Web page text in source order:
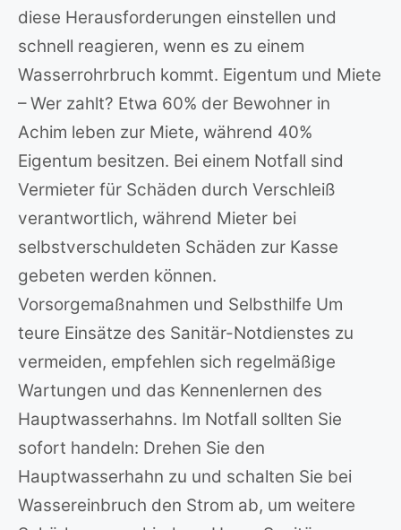
diese Herausforderungen einstellen und
schnell reagieren, wenn es zu einem
Wasserrohrbruch kommt. Eigentum und Miete
– Wer zahlt? Etwa 60% der Bewohner in
Achim leben zur Miete, während 40%
Eigentum besitzen. Bei einem Notfall sind
Vermieter für Schäden durch Verschleiß
verantwortlich, während Mieter bei
selbstverschuldeten Schäden zur Kasse
gebeten werden können.
Vorsorgemaßnahmen und Selbsthilfe Um
teure Einsätze des Sanitär-Notdienstes zu
vermeiden, empfehlen sich regelmäßige
Wartungen und das Kennenlernen des
Hauptwasserhahns. Im Notfall sollten Sie
sofort handeln: Drehen Sie den
Hauptwasserhahn zu und schalten Sie bei
Wassereinbruch den Strom ab, um weitere